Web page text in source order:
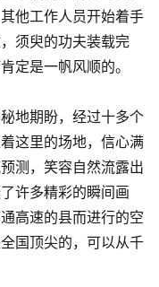
他工作人员开始着手
须臾的功夫装载完
定是一帆风顺的。
地期盼，经过十多个
这里的场地，信心满
测，笑容自然流露出
许多精彩的瞬间画
高速的县而进行的空
国顶尖的，可以从千